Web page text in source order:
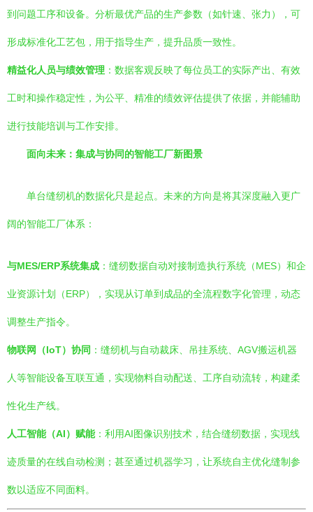
到问题工序和设备。分析最优产品的生产参数（如针速、张力），可
形成标准化工艺包，用于指导生产，提升品质一致性。
精益化人员与绩效管理 ：数据客观反映了每位员工的实际产出、有效
工时和操作稳定性，为公平、精准的绩效评估提供了依据，并能辅助
进行技能培训与工作安排。
面向未来：集成与协同的智能工厂新图景
单台缝纫机的数据化只是起点。未来的方向是将其深度融入更广
阔的智能工厂体系：
与MES/ERP系统集成 ：缝纫数据自动对接制造执行系统（MES）和企
业资源计划（ERP），实现从订单到成品的全流程数字化管理，动态
调整生产指令。
物联网（IoT）协同 ：缝纫机与自动裁床、吊挂系统、AGV搬运机器
人等智能设备互联互通，实现物料自动配送、工序自动流转，构建柔
性化生产线。
人工智能（AI）赋能：利用AI图像识别技术，结合缝纫数据，实现线
迹质量的在线自动检测；甚至通过机器学习，让系统自主优化缝制参
数以适应不同面料。